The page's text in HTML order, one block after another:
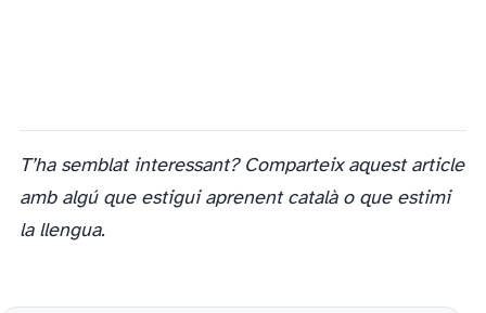
T’ha semblat interessant? Comparteix aquest article
amb algú que estigui aprenent català o que estimi
la llengua.